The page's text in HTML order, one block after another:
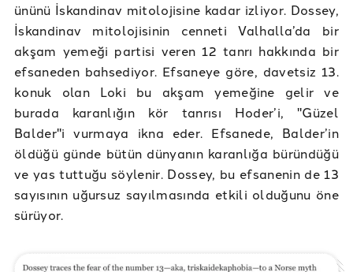
ününü İskandinav mitolojisine kadar izliyor. Dossey,
İskandinav mitolojisinin cenneti Valhalla’da bir
akşam yemeği partisi veren 12 tanrı hakkında bir
efsaneden bahsediyor. Efsaneye göre, davetsiz 13.
konuk olan Loki bu akşam yemeğine gelir ve
burada karanlığın kör tanrısı Hoder’i, "Güzel
Balder"i vurmaya ikna eder. Efsanede, Balder’in
öldüğü günde bütün dünyanın karanlığa büründüğü
ve yas tuttuğu söylenir. Dossey, bu efsanenin de 13
sayısının uğursuz sayılmasında etkili olduğunu öne
sürüyor.